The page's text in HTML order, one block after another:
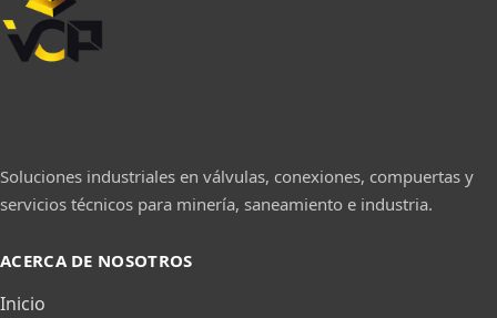
Soluciones industriales en válvulas, conexiones, compuertas y
servicios técnicos para minería, saneamiento e industria.
ACERCA DE NOSOTROS
Inicio